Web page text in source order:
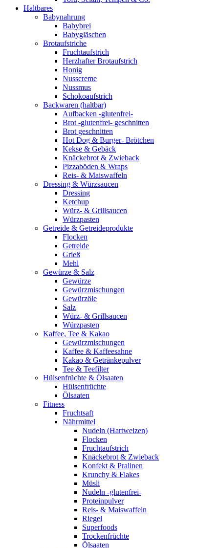
Haltbares
Babynahrung
Babybrei
Babygläschen
Brotaufstriche
Fruchtaufstrich
Herzhafter Brotaufstrich
Honig
Nusscreme
Nussmus
Schokoaufstrich
Backwaren (haltbar)
Aufbacken -glutenfrei-
Brot -glutenfrei- geschnitten
Brot geschnitten
Hot Dog & Burger- Brötchen
Kekse & Gebäck
Knäckebrot & Zwieback
Pizzaböden & Wraps
Reis- & Maiswaffeln
Dressing & Würzsaucen
Dressing
Ketchup
Würz- & Grillsaucen
Würzpasten
Getreide & Getreideprodukte
Flocken
Getreide
Grieß
Mehl
Gewürze & Salz
Gewürze
Gewürzmischungen
Gewürzöle
Salz
Würz- & Grillsaucen
Würzpasten
Kaffee, Tee & Kakao
Gewürzmischungen
Kaffee & Kaffeesahne
Kakao & Getränkepulver
Tee & Teefilter
Hülsenfrüchte & Ölsaaten
Hülsenfrüchte
Ölsaaten
Fitness
Fruchtsaft
Nährmittel
Nudeln (Hartweizen)
Flocken
Fruchtaufstrich
Knäckebrot & Zwieback
Konfekt & Pralinen
Krunchy & Flakes
Müsli
Nudeln -glutenfrei-
Proteinpulver
Reis- & Maiswaffeln
Riegel
Superfoods
Trockenfrüchte
Ölsaaten